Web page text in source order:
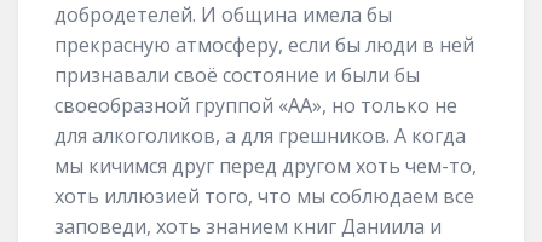
добродетелей. И община имела бы
прекрасную атмосферу, если бы люди в ней
признавали своё состояние и были бы
своеобразной группой «АА», но только не
для алкоголиков, а для грешников. А когда
мы кичимся друг перед другом хоть чем-то,
хоть иллюзией того, что мы соблюдаем все
заповеди, хоть знанием книг Даниила и